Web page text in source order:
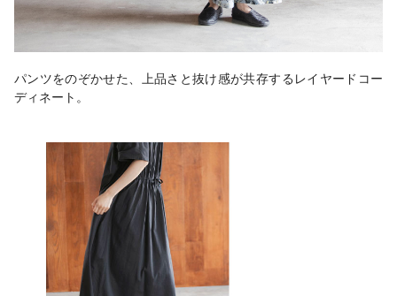
パンツをのぞかせた、上品さと抜け感が共存するレイヤードコー
ディネート。